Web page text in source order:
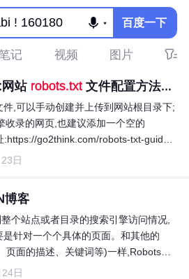
百度一下
笔记 视频 图片
站 robots.txt 文件配置方法...
件,可以手动创建并上传到网站根目录下;
收录的网页,也建议添加一个空的
go2think.com/robots-txt-guide/)
禁止”的区别! <table><tr><th>规则说明
日
博客
个站点或者目录的搜索引擎访问情况,
针对一个个具体的页面。和其他的
页面的描述、关键词等)一样,Robots
日